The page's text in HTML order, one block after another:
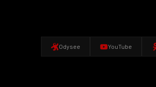
Odysee YouTube